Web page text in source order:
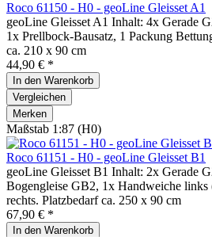
Roco 61150 - H0 - geoLine Gleisset A1
geoLine Gleisset A1 Inhalt: 4x Gerade
1x Prellbock-Bausatz, 1 Packung
ca. 210 x 90 cm
44,90 € *
In den Warenkorb
Vergleichen
Merken
Maßstab 1:87 (H0)
Roco 61151 - H0 - geoLine Gleisset B1
geoLine Gleisset B1 Inhalt: 2x Gerade
Bogengleise GB2, 1x Handweiche
rechts. Platzbedarf ca. 250 x 90 cm
67,90 € *
In den Warenkorb